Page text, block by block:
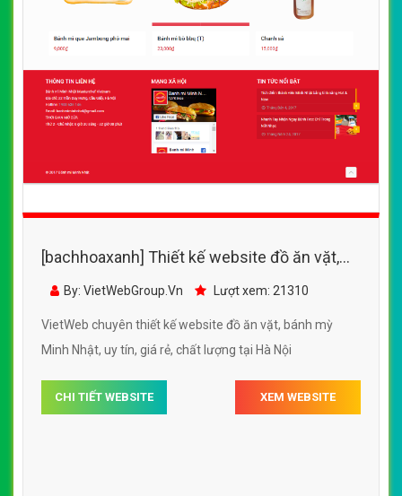
[bachhoaxanh] Thiết kế website đồ ăn vặt,
bánh mỳ Minh Nhật
By: VietWebGroup.Vn Lượt xem: 21310
VietWeb chuyên thiết kế website đồ ăn vặt, bánh mỳ
Minh Nhật, uy tín, giá rẻ, chất lượng tại Hà Nội
CHI TIẾT WEBSITE XEM WEBSITE